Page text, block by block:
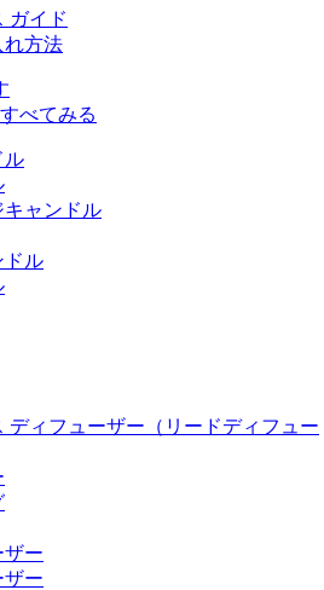
ガイド
れ方法
すべてみる
ル
キャンドル
ドル
ディフューザー（リードディフュー
ー
ー